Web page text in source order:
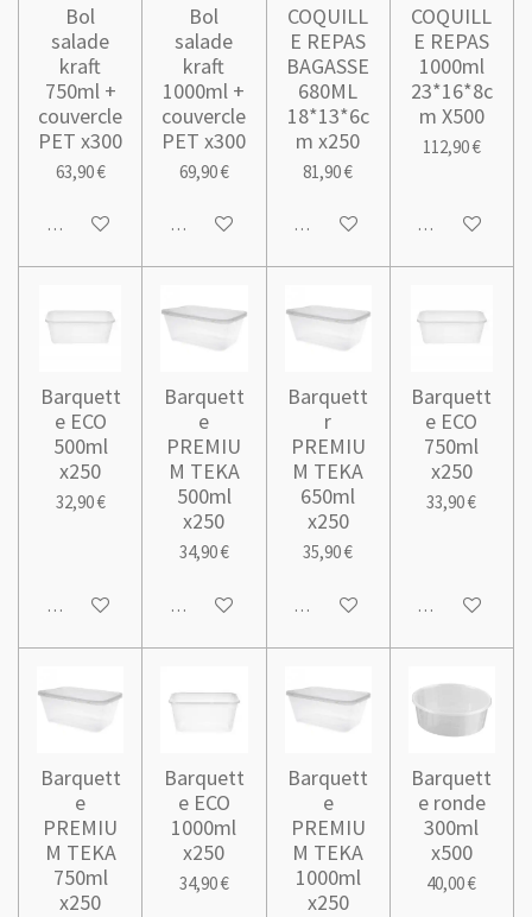
Bol
salade
kraft
750ml +
couvercle
PET x300
63,90 €
Ajouter au panier
Bol
salade
kraft
1000ml +
couvercle
PET x300
69,90 €
Ajouter au panier
COQUILL
E REPAS
BAGASSE
680ML
18*13*6c
m x250
81,90 €
Ajouter au panier
COQUILL
E REPAS
1000ml
23*16*8c
m X500
112,90 €
Ajouter au
Barquett
e ECO
500ml
x250
32,90 €
Ajouter au panier
Barquett
e
PREMIU
M TEKA
500ml
x250
34,90 €
Ajouter au panier
Barquett
r
PREMIU
M TEKA
650ml
x250
35,90 €
Ajouter au panier
Barquett
e ECO
750ml
x250
33,90 €
Ajouter au
Barquett
e
PREMIU
M TEKA
750ml
x250
Barquett
e ECO
1000ml
x250
34,90 €
Barquett
e
PREMIU
M TEKA
1000ml
x250
Barquett
e ronde
300ml
x500
40,00 €